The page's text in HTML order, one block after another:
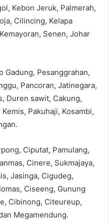
Kebon Jeruk, Palmerah,
Cilincing, Kelapa
Senen, Johar
Gadung, Pesanggrahan,
Pancoran, Jatinegara,
Duren sawit, Cakung,
Pakuhaji, Kosambi,
Ciputat, Pamulang,
Cinere, Sukmajaya,
Jasinga, Cigudeg,
Ciseeng, Gunung
Cibinong, Citeureup,
Megamendung.